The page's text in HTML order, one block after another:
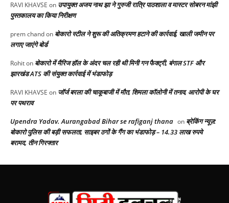
RAVI KHAVSE on उपायुक्त अजय नाथ झा ने गुरुजी रात्रि पाठशाला व मास्टर सोबरन मांझी
पुस्तकालय का किया निरीक्षण
prem chandon बोकारो स्टील ने शुरू की अतिक्रमण हटाने की कार्रवाई, खाली जमीन पर
लगाए जाएंगे बोर्ड
Rohiton बोकारो में मैरिज हॉल के अंदर चल रही थी मिनी गन फैक्ट्री, बंगाल STF और
झारखंड ATS की संयुक्त कार्रवाई में भंडाफोड़
RAVI KHAVSE on जॉर्ज बरला की चाकूबाजी में मौत, शिमला कॉलोनी में तनाव, आरोपी के घर
पर पथराव
Upendra Yadav. Aurangabad Bihar se rafiganj thana on ब्रेकिंग न्यूज़:
बोकारो पुलिस की बड़ी सफलता, साइबर ठगों के गैंग का भंडाफोड़ – 14.33 लाख रुपये
बरामद, तीन गिरफ्तार